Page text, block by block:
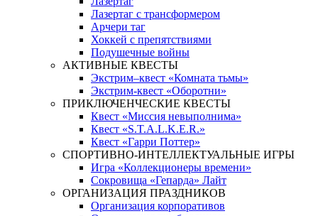
Лазертаг с трансформером
Арчери таг
Хоккей с препятствиями
Подушечные войны
АКТИВНЫЕ КВЕСТЫ
Экстрим–квест «Комната тьмы»
Экстрим-квест «Оборотни»
ПРИКЛЮЧЕНЧЕСКИЕ КВЕСТЫ
Квест «Миссия невыполнима»
Квест «S.T.A.L.K.E.R.»
Квест «Гарри Поттер»
СПОРТИВНО-ИНТЕЛЛЕКТУАЛЬНЫЕ ИГРЫ
Игра «Коллекционеры времени»
Сокровища «Гепарда» Лайт
ОРГАНИЗАЦИЯ ПРАЗДНИКОВ
Организация корпоративов